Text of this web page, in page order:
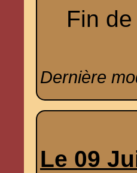
Fin de
Dernière
Le 09